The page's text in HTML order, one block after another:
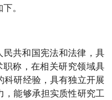
。
民共和国宪法和法律，具
称，在相关研究领域具
科研经验，具有独立开展
，能够承担实质性研究工